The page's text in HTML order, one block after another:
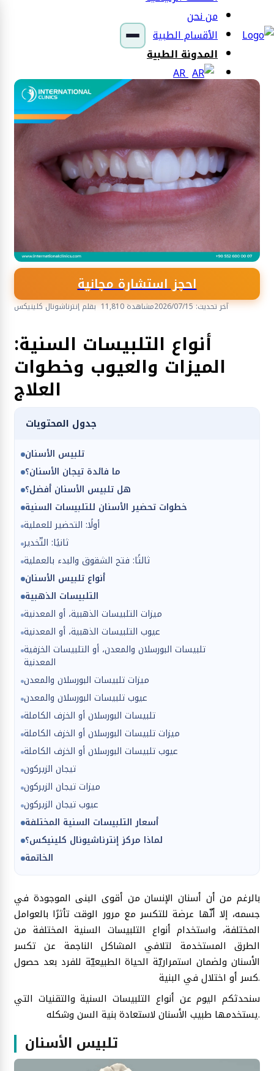
من نحن
الأقسام الطبية
المدونة الطبية
AR
احجز استشارة مجانية
بقلم إنترناشونال كلينيكس 11,810 مشاهدة آخر تحديث: 2026/07/15
أنواع التلبيسات السنية:
الميزات والعيوب وخطوات
العلاج
جدول المحتويات
تلبيس الأسنان
ما فائدة تيجان الأسنان؟
هل تلبيس الأسنان أفضل؟
خطوات تحضير الأسنان للتلبيسات السنية
أولًا: التحضير للعملية
ثانيًا: التّخدير
ثالثًا: فتح الشقوق والبدء بالعملية
أنواع تلبيس الأسنان
التلبيسات الذهبية
ميزات التلبيسات الذهبية، أو المعدنية
عيوب التلبيسات الذهبية، أو المعدنية
تلبيسات البورسلان والمعدن، أو التلبيسات الخزفية
المعدنية
ميزات تلبيسات البورسلان والمعدن
عيوب تلبيسات البورسلان والمعدن
تلبيسات البورسلان أو الخزف الكاملة
ميزات تلبيسات البورسلان أو الخزف الكاملة
عيوب تلبيسات البورسلان أو الخزف الكاملة
تيجان الزيركون
ميزات تيجان الزيركون
عيوب تيجان الزيركون
أسعار التلبيسات السنية المختلفة
لماذا مركز إنترناشيونال كلينيكس؟
الخاتمة
بالرغم من أن أسنان الإنسان من أقوى البنى الموجودة في
جسمه، إلا أنّها عرضة للتكسر مع مرور الوقت تأثرًا بالعوامل
المختلفة، واستخدام أنواع التلبيسات السنية المختلفة من
الطرق المستخدمة لتلافي المشاكل الناجمة عن تكسر
الأسنان ولضمان استمراريّة الحياة الطبيعيّة للفرد بعد حصول
كسر أو اختلال في البنية.
سنحدثكم اليوم عن أنواع التلبيسات السنية والتقنيات التي
يستخدمها طبيب الأسنان لاستعادة بنية السن وشكله.
تلبيس الأسنان